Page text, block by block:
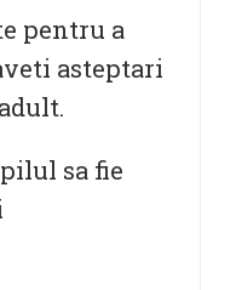
pentru a
asteptari
sa fie